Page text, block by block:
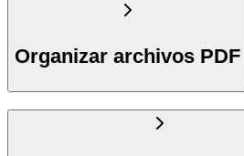
Organizar archivos PDF